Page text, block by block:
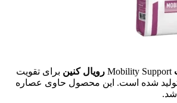
رویال کنین برای تقویت
تولید شده است. این محصول حاوی عصاره